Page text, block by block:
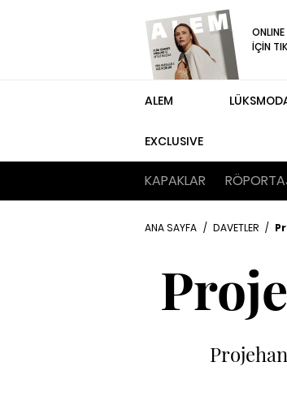
İÇİN
ALEM
EXCLUSIVE
LÜKS
KAPAKLAR
ANA SAYFA / DAVETLER /